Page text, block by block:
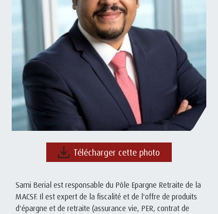
Télécharger cette photo
Sami Berial est responsable du Pôle Epargne Retraite de la
MACSF. Il est expert de la fiscalité et de l'offre de produits
d'épargne et de retraite (assurance vie, PER, contrat de